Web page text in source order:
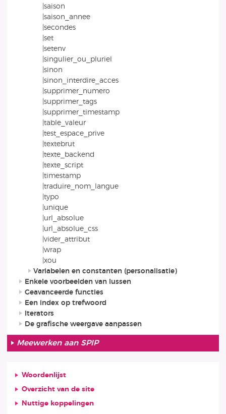
|saison
|saison_annee
|secondes
|set
|setenv
|singulier_ou_pluriel
|sinon
|sinon_interdire_acces
|supprimer_numero
|supprimer_tags
|supprimer_timestamp
|table_valeur
|test_espace_prive
|textebrut
|texte_backend
|texte_script
|timestamp
|traduire_nom_langue
|typo
|unique
|url_absolue
|url_absolue_css
|vider_attribut
|wrap
|xou
Variabelen en constanten (personalisatie)
Enkele voorbeelden van lussen
Geavanceerde functies
Een index op trefwoord
Iterators
De grafische weergave aanpassen
Meewerken aan SPIP
Woordenlijst
Overzicht van de site
Nuttige koppelingen